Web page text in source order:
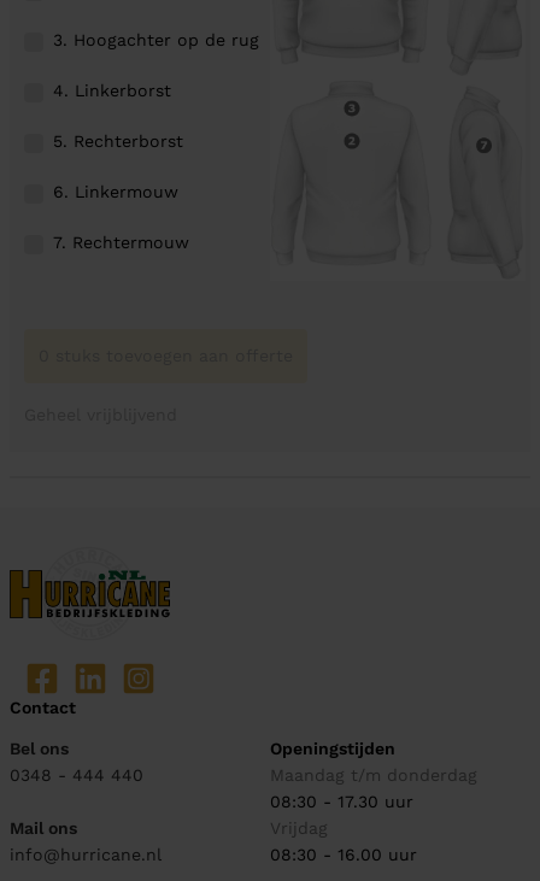
3. Hoogachter op de rug
4. Linkerborst
5. Rechterborst
6. Linkermouw
7. Rechtermouw
Contact
Bel ons
0348 - 444 440
Mail ons
info@hurricane.nl
Openingstijden
Maandag t/m donderdag
08:30 - 17.30 uur
Vrijdag
08:30 - 16.00 uur